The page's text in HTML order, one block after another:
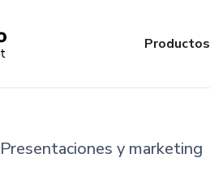
Productos
Presentaciones y marketing